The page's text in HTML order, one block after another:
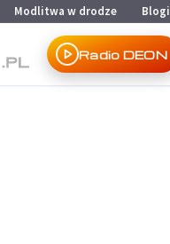
Modlitwa w drodze Blogi
Radio DEON